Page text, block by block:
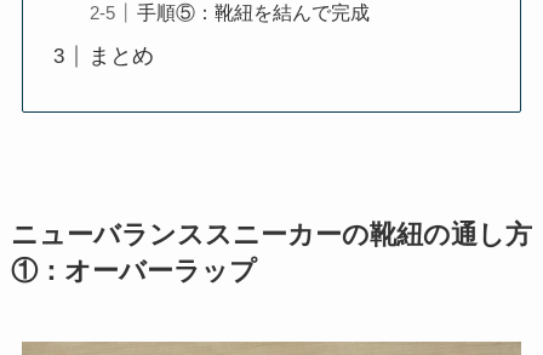
手順⑤：靴紐を結んで完成
まとめ
ニューバランススニーカーの靴紐の通し方
①：オーバーラップ